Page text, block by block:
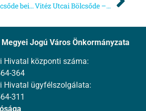
Siha Közi Bölcsőde beiratkozás Vitéz Utcai Bölcsőde – Beiratkozás
Jogú Város Önkormányzata
Hivatal központi száma:
364
Hivatal ügyfélszolgálata:
311